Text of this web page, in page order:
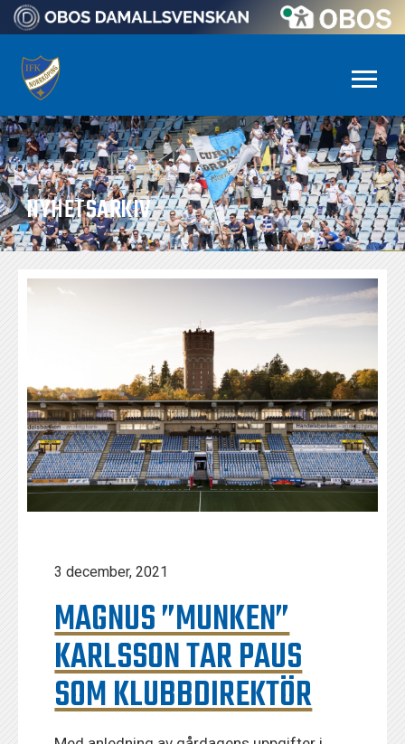
NYHETSARKIV
3 december, 2021
MAGNUS ”MUNKEN”
KARLSSON TAR PAUS
SOM KLUBBDIREKTÖR